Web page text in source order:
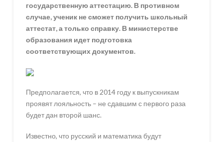
государственную аттестацию. В противном
случае, ученик не сможет получить школьный
аттестат, а только справку. В министерстве
образования идет подготовка
соответствующих документов.
Предполагается, что в 2014 году к выпускникам
проявят лояльность – не сдавшим с первого раза
будет дан второй шанс.
Известно, что русский и математика будут